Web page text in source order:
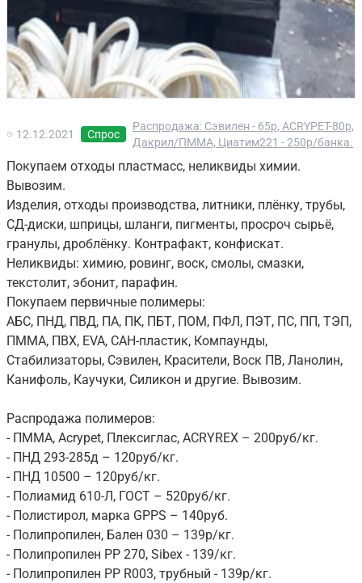
12.12.2021 Спрос
Распродажа: Сэвилен - 65р, ACRYPET-80р,
Дакрил/ПММА, Циатим221 - 250р/банка.
Покупаем отходы пластмасс, неликвиды химии.
Вывозим.
Изделия, отходы производства, литники, плёнку, трубы,
СД-диски, шприцы, шланги, пигменты, просроч сырьё,
гранулы, дроблёнку. Контрафакт, конфискат.
Неликвиды: химию, ровинг, воск, смолы, смазки,
текстолит, эбонит, парафин.
Покупаем первичные полимеры:
АБС, ПНД, ПВД, ПА, ПК, ПБТ, ПОМ, ПФЛ, ПЭТ, ПС, ПП, ТЭП,
ПММА, ПВХ, EVA, САН-пластик, Компаунды,
Стабилизаторы, Сэвилен, Красители, Воск ПВ, Ланолин,
Канифоль, Каучуки, Силикон и другие. Вывозим.
Распродажа полимеров:
- ПММА, Acrypet, Плексиглас, ACRYREX – 200руб/кг.
- ПНД 293-285д – 120руб/кг.
- ПНД 10500 – 120руб/кг.
- Полиамид 610-Л, ГОСТ – 520руб/кг.
- Полистирол, марка GPPS – 140руб.
- Полипропилен, Бален 030 – 139р/кг.
- Полипропилен PP 270, Sibex - 139/кг.
- Полипропилен PP R003, трубный - 139р/кг.